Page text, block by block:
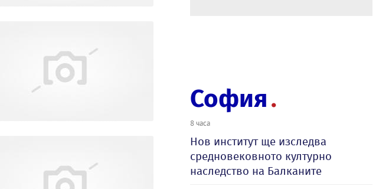
София
8 часа
Нов институт ще изследва
средновековното културно
наследство на Балканите